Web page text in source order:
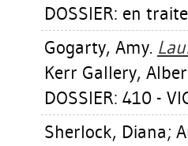
DOSSIER: en
Gogarty, Amy.
Kerr Gallery,
DOSSIER: 410 -
Sherlock, Diana;